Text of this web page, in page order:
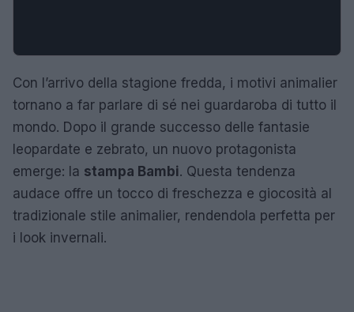
Con l’arrivo della stagione fredda, i motivi animalier
tornano a far parlare di sé nei guardaroba di tutto il
mondo. Dopo il grande successo delle fantasie
leopardate e zebrato, un nuovo protagonista
emerge: la stampa Bambi. Questa tendenza
audace offre un tocco di freschezza e giocosità al
tradizionale stile animalier, rendendola perfetta per
i look invernali.